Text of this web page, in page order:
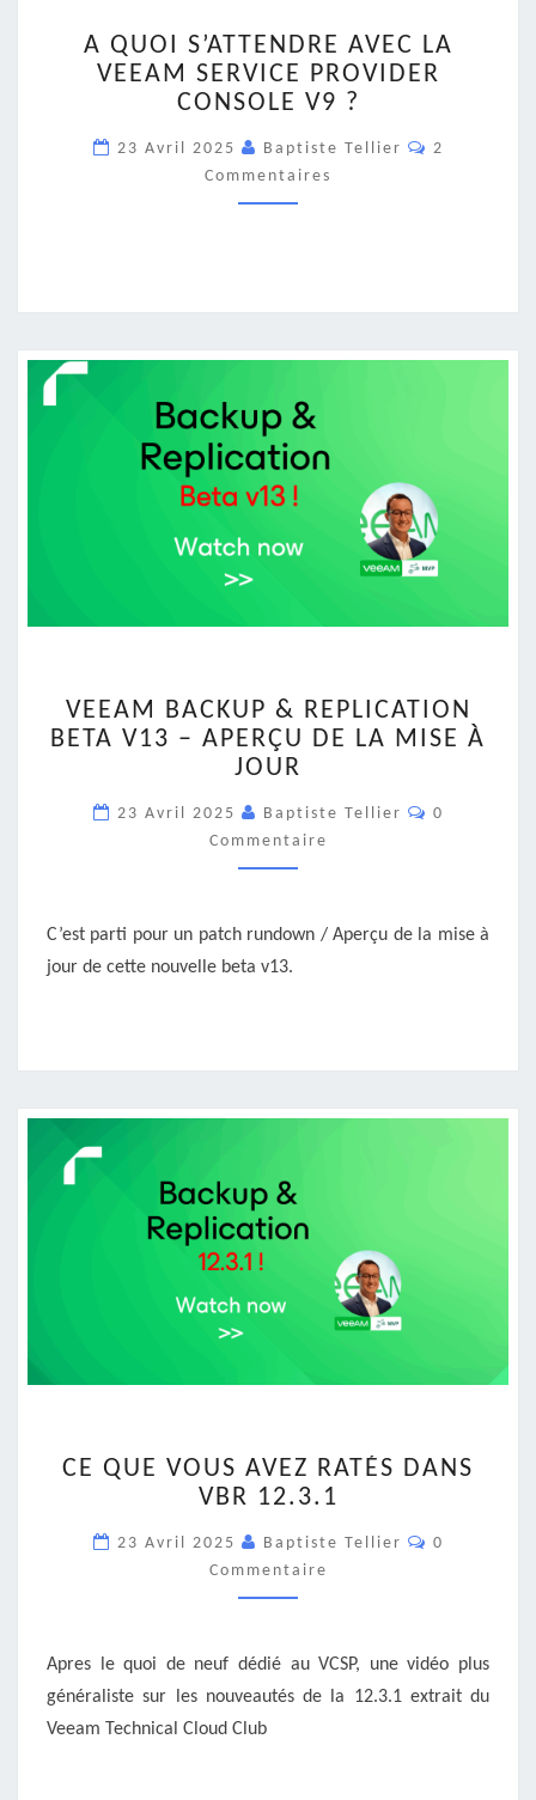
QUOI
S’ATTENDRE
AVEC
VEEAM
SERVICE
PROVIDER
A QUOI S’ATTENDRE AVEC LA
VEEAM SERVICE PROVIDER
CONSOLE V9 ?
23 Avril 2025 Baptiste Tellier
2
Commentaires
BACKUP
&
REPLICATION
V13
–
APERÇU
LA
À
VEEAM BACKUP & REPLICATION
BETA V13 – APERÇU DE LA MISE À
JOUR
23 Avril 2025 Baptiste Tellier
0
Commentaire
C’est parti pour un patch rundown / Aperçu de la mise à
jour de cette nouvelle beta v13.
QUE
VOUS
RATÉS
DANS
VBR
CE QUE VOUS AVEZ RATÉS DANS
VBR 12.3.1
23 Avril 2025 Baptiste Tellier
0
Commentaire
Apres le quoi de neuf dédié au VCSP, une vidéo plus
généraliste sur les nouveautés de la 12.3.1 extrait du
Veeam Technical Cloud Club